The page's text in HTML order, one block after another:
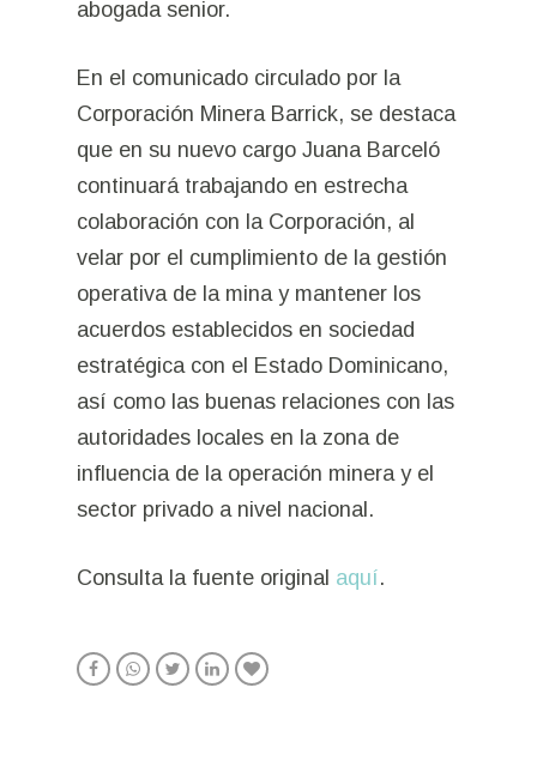
abogada senior.
En el comunicado circulado por la
Corporación Minera Barrick, se destaca
que en su nuevo cargo Juana Barceló
continuará trabajando en estrecha
colaboración con la Corporación, al
velar por el cumplimiento de la gestión
operativa de la mina y mantener los
acuerdos establecidos en sociedad
estratégica con el Estado Dominicano,
así como las buenas relaciones con las
autoridades locales en la zona de
influencia de la operación minera y el
sector privado a nivel nacional.
Consulta la fuente original aquí.